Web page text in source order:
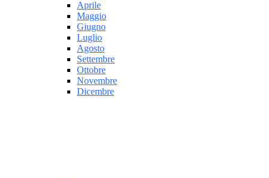
Aprile
Maggio
Giugno
Luglio
Agosto
Settembre
Ottobre
Novembre
Dicembre